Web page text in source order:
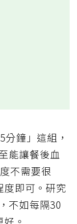
鐘」這組，
能讓餐後血
不需要很
度即可。研究
不如每隔30